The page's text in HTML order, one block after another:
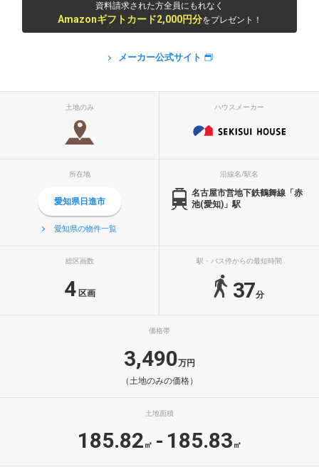
資料請求された方全員にもれなく
Amazonギフトカード2,000円分をプレゼント！
メーカー公式サイト
土地のみ ハウスメーカー
所在地
愛知県日進市
愛知県の物件一覧
沿線名/駅名
名古屋市営地下鉄鶴舞線「赤
池(愛知)」駅
総区画数
4区画
駅・バス停からの最短時間
37分
価格帯
3,490万円
（土地のみの価格）
土地面積
185.82 ㎡ - 185.83 ㎡